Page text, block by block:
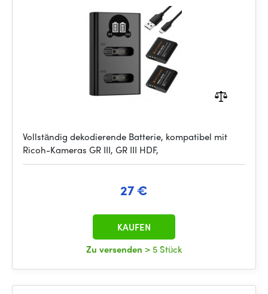
Vollständig dekodierende Batterie, kompatibel mit
Ricoh-Kameras GR III, GR III HDF,
27 €
Zu versenden > 5 Stück
KAUFEN